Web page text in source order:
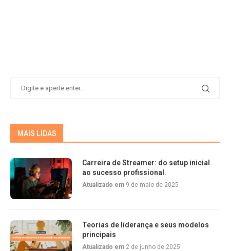
MAIS LIDAS
Carreira de Streamer: do setup inicial
ao sucesso profissional.
Atualizado em 9 de maio de 2025
Teorias de liderança e seus modelos
principais
Atualizado em 2 de junho de 2025